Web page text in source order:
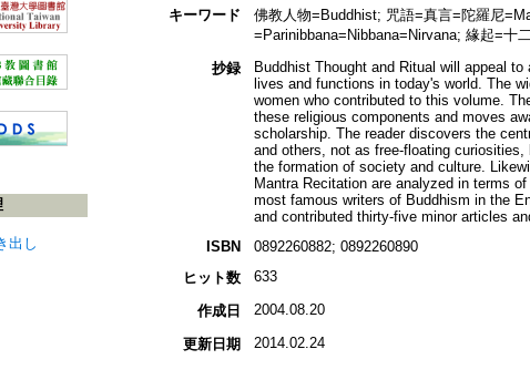
出し
キーワード
佛教人物=Buddhist; 咒語=真言=陀羅尼
=Parinibbana=Nibbana=Nirvana; 緣起=十
抄録
Buddhist Thought and Ritual will appeal
lives and functions in today's world. The
women who contributed to this volume.
these religious components and moves
scholarship. The reader discovers the
and others, not as free-floating
the formation of society and culture.
Mantra Recitation are analyzed in terms
most famous writers of Buddhism in the
and contributed thirty-five minor articles
ISBN
0892260882; 0892260890
ヒット数
633
作成日 2004.08.20
更新日期 2014.02.24